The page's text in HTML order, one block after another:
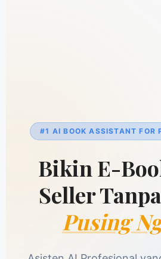
#1 AI BOOK ASSISTANT FOR
Bikin E-
Seller
Pusing